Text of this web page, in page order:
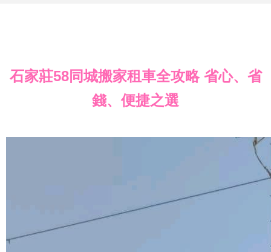
石家莊58同城搬家租車全攻略 省心、省
錢、便捷之選